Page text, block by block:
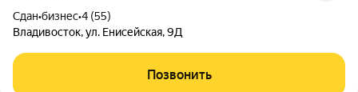
Сдан•бизнес•4 (55)
Владивосток, ул. Енисейская, 9Д
Позвонить